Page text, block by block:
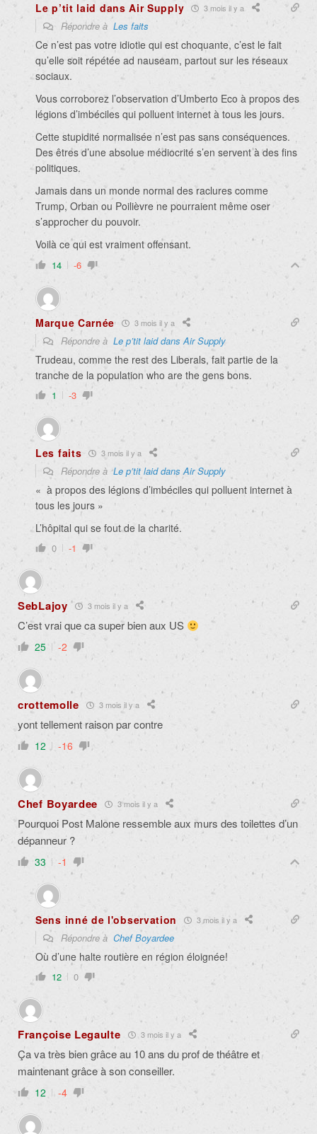
Le p’tit laid dans Air Supply 3 mois il y a
Répondre à Les faits
Ce n’est pas votre idiotie qui est choquante, c’est le fait
qu’elle soit répétée ad nauseam, partout sur les réseaux
sociaux.
Vous corroborez l’observation d’Umberto Eco à propos des
légions d’imbéciles qui polluent internet à tous les jours.
Cette stupidité normalisée n’est pas sans conséquences.
Des êtres d’une absolue médiocrité s’en servent à des fins
politiques.
Jamais dans un monde normal des raclures comme
Trump, Orban ou Poilièvre ne pourraient même oser
s’approcher du pouvoir.
Voilà ce qui est vraiment offensant.
14 -6
Marque Carnée 3 mois il y a
Répondre à Le p’tit laid dans Air Supply
Trudeau, comme the rest des Liberals, fait partie de la
tranche de la population who are the gens bons.
1 -3
Les faits 3 mois il y a
Répondre àLe p’tit laid dans Air Supply
« à propos des légions d’imbéciles qui polluent internet à
tous les jours »
L’hôpital qui se fout de la charité.
0 -1
SebLajoy 3 mois il y a
C’est vrai que ca super bien aux US
25 -2
crottemolle 3 mois il y a
yont tellement raison par contre
12 -16
Chef Boyardee 3 mois il y a
Pourquoi Post Malone ressemble aux murs des toilettes d’un
dépanneur ?
33 -1
Sens inné de l'observation 3 mois il y a
Répondre à Chef Boyardee
Où d’une halte routière en région éloignée!
12 0
Françoise Legaulte 3 mois il y a
Ça va très bien grâce au 10 ans du prof de théâtre et
maintenant grâce à son conseiller.
12 -4